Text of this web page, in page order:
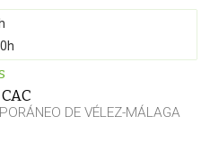
DE VÉLEZ-MÁLAGA